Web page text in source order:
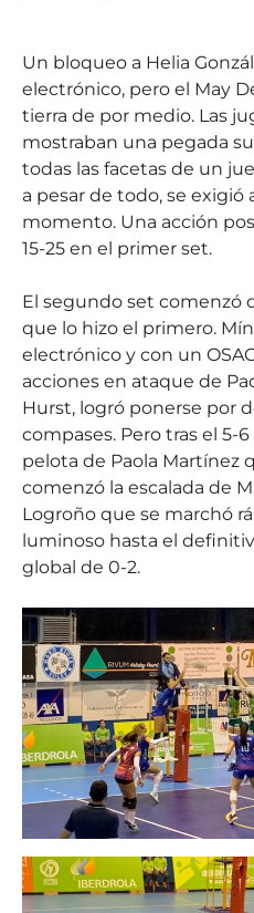
Un bloqueo a Helia
electrónico, pero el May
tierra de por medio. Las
mostraban una pegada
todas las facetas de un
a pesar de todo, se
momento. Una acción
15-25 en el primer set.
El segundo set comenzó
que lo hizo el primero.
electrónico y con un
acciones en ataque de
Hurst, logró ponerse por
compases. Pero tras el 5-
pelota de Paola Martínez
comenzó la escalada de
Logroño que se marchó
luminoso hasta el
global de 0-2.